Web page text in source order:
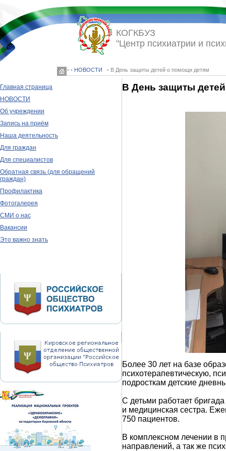
◦ ◦ НОВОСТИ ◦ В День защиты детей о помощи детям
КОГКБУЗ
"Центр психиатрии и
Главная страница
НОВОСТИ
Об учреждении
Запись на приём
Наша деятельность
Для граждан
Для специалистов
Обратная связь (для обращений
граждан)
Профилактика
Фотогалерея
СМИ о нас
Вакансии
Это важно знать
В День защиты
Более 30 лет на базе
психотерапевтическую,
подросткам детские
С детьми работает
и медицинская сестра.
750 пациентов.
В комплексном лечении в
направлений, а так же